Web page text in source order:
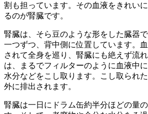
割も担っています。その血液をきれい
るのが腎臓です。
腎臓は、そら豆のような形をした臓器
一つずつ、背中側に位置しています。
されて全身を巡り、腎臓にも絶えず流
は、まるでフィルターのように血液中
水分などをこし取ります。こし取られ
外に排出されます。
腎臓は一日にドラム缶約半分ほどの量